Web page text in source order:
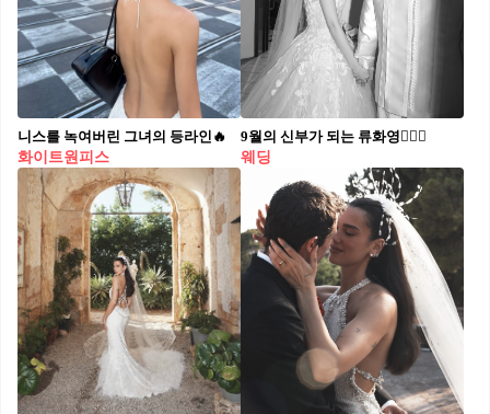
니스를 녹여버린 그녀의 등라인🔥
화이트원피스
9월의 신부가 되는 류화영👰🏻‍♀️
웨딩